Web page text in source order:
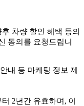
차량 할인 혜택 등의
동의를 요청드립니
내 등 마케팅 정보 제
2년간 유효하며, 이